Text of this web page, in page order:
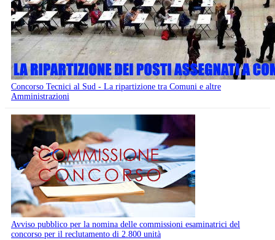
Concorso Tecnici al Sud - La ripartizione tra Comuni e altre
Amministrazioni
Avviso pubblico per la nomina delle commissioni esaminatrici del
concorso per il reclutamento di 2.800 unità